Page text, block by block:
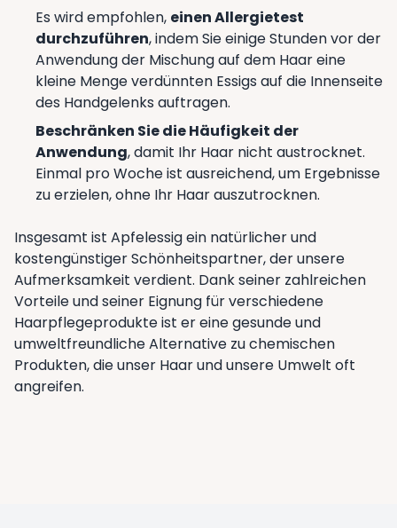
Es wird empfohlen, einen Allergietest
durchzuführen, indem Sie einige Stunden vor der
Anwendung der Mischung auf dem Haar eine
kleine Menge verdünnten Essigs auf die Innenseite
des Handgelenks auftragen.
Beschränken Sie die Häufigkeit der
Anwendung, damit Ihr Haar nicht austrocknet.
Einmal pro Woche ist ausreichend, um Ergebnisse
zu erzielen, ohne Ihr Haar auszutrocknen.
Insgesamt ist Apfelessig ein natürlicher und
kostengünstiger Schönheitspartner, der unsere
Aufmerksamkeit verdient. Dank seiner zahlreichen
Vorteile und seiner Eignung für verschiedene
Haarpflegeprodukte ist er eine gesunde und
umweltfreundliche Alternative zu chemischen
Produkten, die unser Haar und unsere Umwelt oft
angreifen.